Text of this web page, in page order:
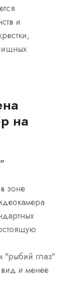
и
на
зоне
"рыбий глаз"
и менее